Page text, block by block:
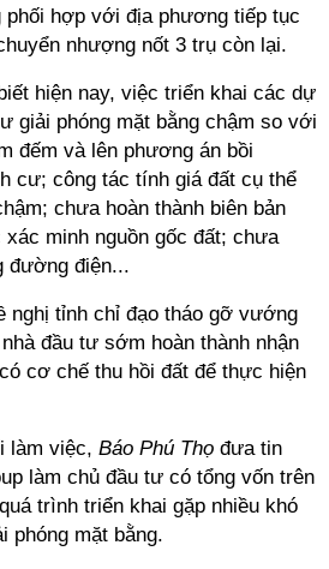
phối hợp với địa phương tiếp tục
nhượng nốt 3 trụ còn lại.
hiện nay, việc triển khai các dự
giải phóng mặt bằng chậm so với
đếm và lên phương án bồi
cư; công tác tính giá đất cụ thể
chưa hoàn thành biên bản
minh nguồn gốc đất; chưa
đường điện...
nghị tỉnh chỉ đạo tháo gỡ vướng
đầu tư sớm hoàn thành nhận
cơ chế thu hồi đất để thực hiện
làm việc, Báo Phú Thọ đưa tin
làm chủ đầu tư có tổng vốn trên
trình triển khai gặp nhiều khó
phóng mặt bằng.